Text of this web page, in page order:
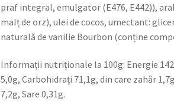
praf integral, emulgator (E476, E442)),
malț de orz), ulei de cocos, umectant:
naturală de vanilie Bourbon (conține
Informații nutriționale la 100g: Energie
5,0g, Carbohidrați 71,1g, din care zahăr
7,2g, Sare 0,31g.